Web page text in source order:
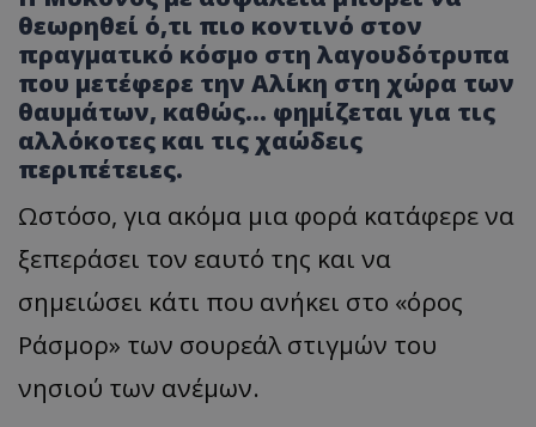
θεωρηθεί ό,τι πιο κοντινό στον
πραγματικό κόσμο στη λαγουδότρυπα
που μετέφερε την Αλίκη στη χώρα των
θαυμάτων, καθώς... φημίζεται για τις
αλλόκοτες και τις χαώδεις
περιπέτειες.
Ωστόσο, για ακόμα μια φορά κατάφερε να
ξεπεράσει τον εαυτό της και να
σημειώσει κάτι που ανήκει στο «όρος
Ράσμορ» των σουρεάλ στιγμών του
νησιού των ανέμων.